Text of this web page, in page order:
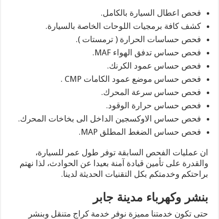
فحص اعطال السيارة بالكامل.
كشف كافة برمجيات اللوحات الخاصة بالسيارة.
فحص حساسات الحرارة ( ترمستات ).
فحص حساس تدفق الهواء MAF.
فحص حساس عمود الكرنك.
فحص حساس موضع عمود الكامات CMP .
فحص حساس سرعة المحرك.
فحص حساس حرارة الوقود.
فحص حساس الاوكسجين الداخل الى بخاخات المحرك.
فحص حساس الضغط المطلق MAP.
ان عمليات الفحص السابقة توفر طول عمر للسيارة،
والقدرة على تأمين قيادة آمنة بعيدا عن الحوادث، لذا نهتم
براحتكم وخدمتكم بكل التقنيات الحديثة لدينا.
بنشر وكهرباء مدينة جابر
حتى تكون خدمتنا مميزة نوفر خدمة كراج متنقل وبنشر